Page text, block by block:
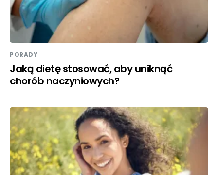
PORADY
Jaką dietę stosować, aby uniknąć
chorób naczyniowych?